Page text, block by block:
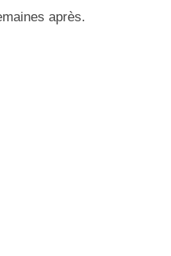
après.